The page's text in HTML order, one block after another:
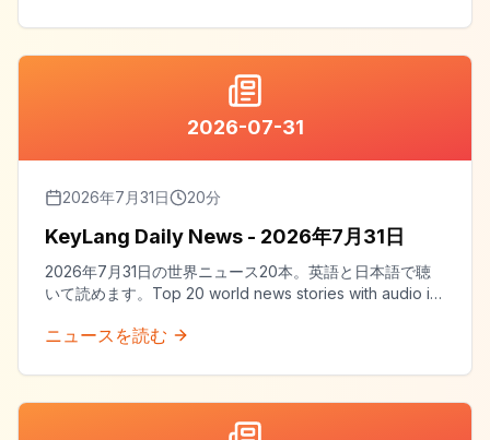
2026-07-31
2026年7月31日 20分
KeyLang Daily News - 2026年7月31日
2026年7月31日の世界ニュース20本。英語と日本語で聴
いて読めます。Top 20 world news stories with audio in
ニュースを読む